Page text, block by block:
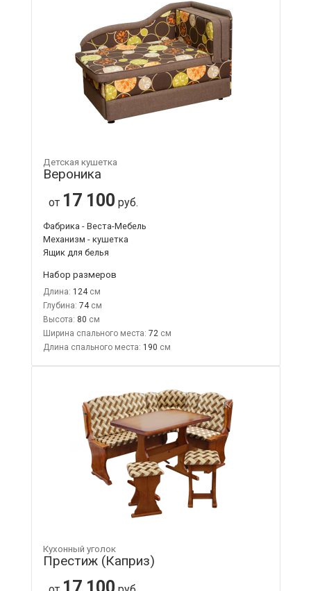
Детская кушетка
Вероника
от 17 100 руб.
Фабрика - Веста-Мебель
Механизм - кушетка
Ящик для белья
Набор размеров
Длина: 124
Глубина: 74
Высота: 80
Ширина спального места: 72
Длина спального места: 190
Кухонный уголок
Престиж (Каприз)